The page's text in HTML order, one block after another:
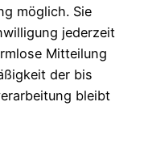
möglich. Sie
jederzeit
Mitteilung
der bis
bleibt